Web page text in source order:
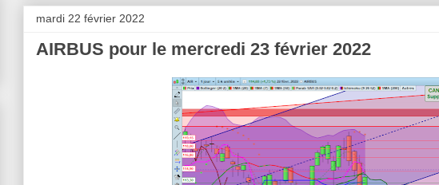
mardi 22 février 2022
AIRBUS pour le mercredi 23 février 2022